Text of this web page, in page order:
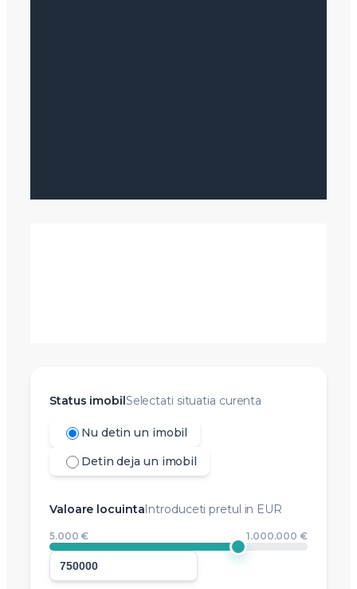
Status imobilSelectati situatia curenta
Nu detin un imobil
Detin deja un imobil
Valoare locuintaIntroduceti pretul in EUR
5.000 € 1.000.000 €